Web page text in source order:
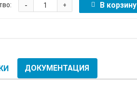
+
- В корзину
ДОКУМЕНТАЦИЯ